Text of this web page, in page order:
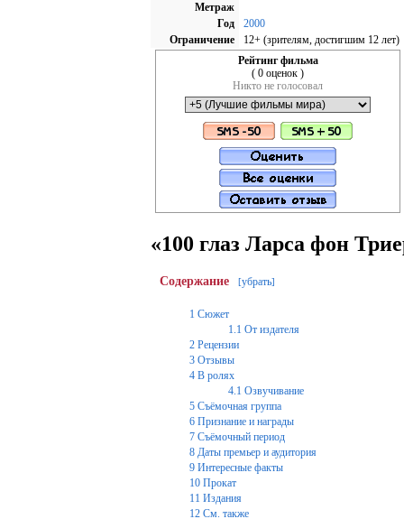
Метраж
Год
2000
Ограничение
12+ (зрителям, достигшим 12 лет)
Рейтинг фильма
( 0 оценок )
Никто не голосовал
«100 глаз Ларса фон
Содержание [убрать]
1 Сюжет
1.1 От издателя
2 Рецензии
3 Отзывы
4 В ролях
4.1 Озвучивание
5 Съёмочная группа
6 Признание и награды
7 Съёмочный период
8 Даты премьер и аудитория
9 Интересные факты
10 Прокат
11 Издания
12 См. также